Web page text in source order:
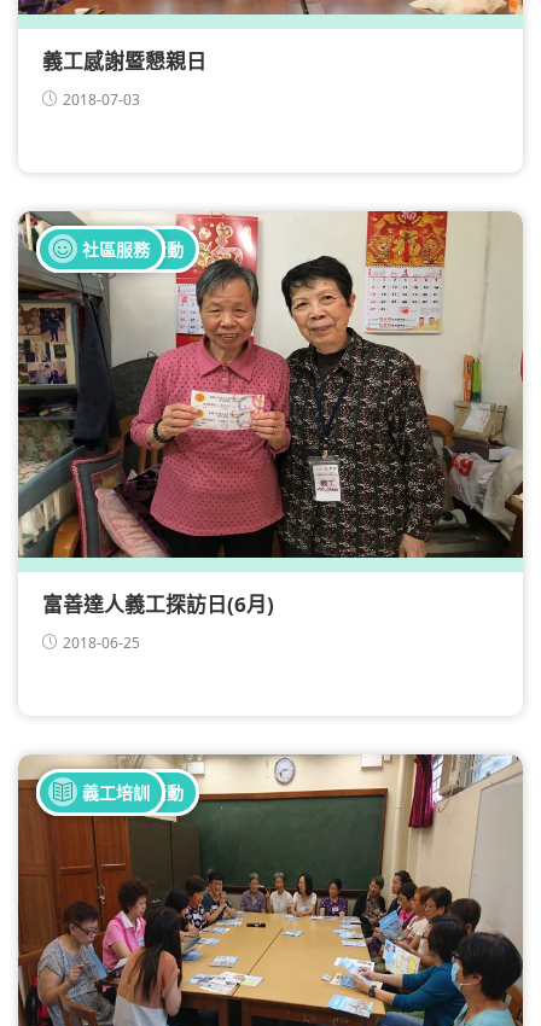
義工感謝暨懇親日
2018-07-03
富善達人義工探訪日(6月)
2018-06-25
全部健康活動
社區服務
全部健康活動
義工培訓